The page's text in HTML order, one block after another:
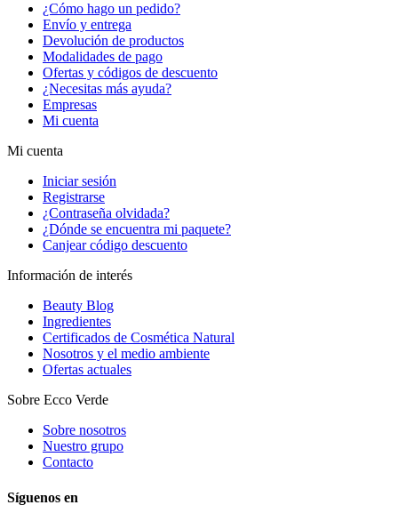
¿Cómo hago un pedido?
Envío y entrega
Devolución de productos
Modalidades de pago
Ofertas y códigos de descuento
¿Necesitas más ayuda?
Empresas
Mi cuenta
Mi cuenta
Iniciar sesión
Registrarse
¿Contraseña olvidada?
¿Dónde se encuentra mi paquete?
Canjear código descuento
Información de interés
Beauty Blog
Ingredientes
Certificados de Cosmética Natural
Nosotros y el medio ambiente
Ofertas actuales
Sobre Ecco Verde
Sobre nosotros
Nuestro grupo
Contacto
Síguenos en